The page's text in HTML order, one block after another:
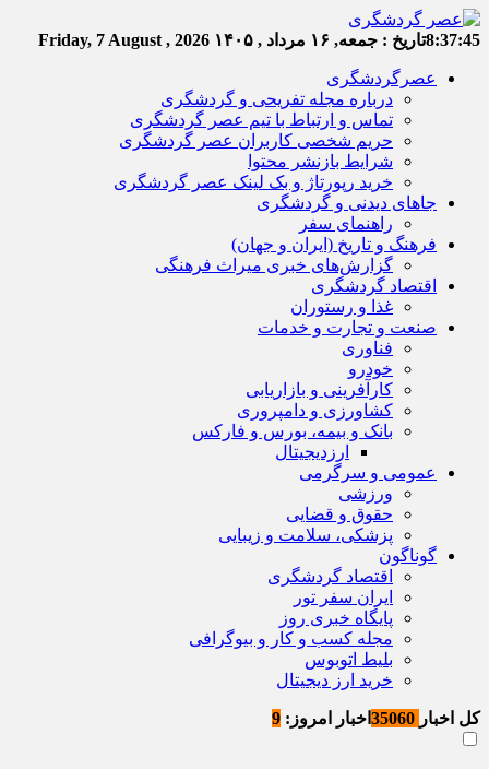
8:37:46تاریخ : جمعه, ۱۶ مرداد , ۱۴۰۵ Friday, 7 August , 2026
عصرگردشگری
درباره مجله تفریحی و گردشگری
تماس و ارتباط با تیم عصر گردشگری
حریم شخصی کاربران عصر گردشگری
شرایط بازنشر محتوا
خرید رپورتاژ و بک لینک عصر گردشگری
جاهای دیدنی و گردشگری
راهنمای سفر
فرهنگ و تاریخ (ایران و جهان)
گزارش‌های خبری میراث فرهنگی
اقتصاد گردشگری
غذا و رستوران
صنعت و تجارت و خدمات
فناوری
خودرو
کارآفرینی و بازاریابی
کشاورزی و دامپروری
بانک و بیمه، بورس و فارکس
ارزدیجیتال
عمومی و سرگرمی
ورزشی
حقوق و قضایی
پزشکی، سلامت و زیبایی
گوناگون
اقتصاد گردشگری
ایران سفر تور
پایگاه خبری روز
مجله کسب و کار و بیوگرافی
بلیط اتوبوس
خرید ارز دیجیتال
کل اخبار اخبار امروز: 9